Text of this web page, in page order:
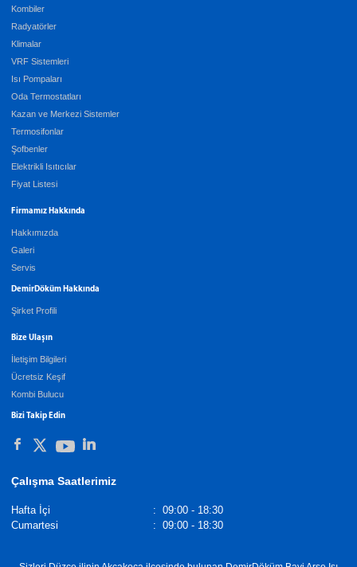
Kombiler
Radyatörler
Klimalar
VRF Sistemleri
Isı Pompaları
Oda Termostatları
Kazan ve Merkezi Sistemler
Termosifonlar
Şofbenler
Elektrikli Isıtıcılar
Fiyat Listesi
Firmamız Hakkında
Hakkımızda
Galeri
Servis
DemirDöküm Hakkında
Şirket Profili
Bize Ulaşın
İletişim Bilgileri
Ücretsiz Keşif
Kombi Bulucu
Bizi Takip Edin
Çalışma Saatlerimiz
Hafta İçi : 09:00 - 18:30
Cumartesi
: 09:00 - 18:30